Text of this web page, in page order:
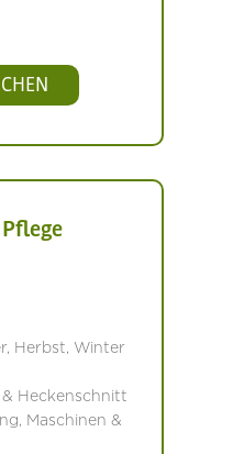
Herbst, Winter
Heckenschnitt
Maschinen &